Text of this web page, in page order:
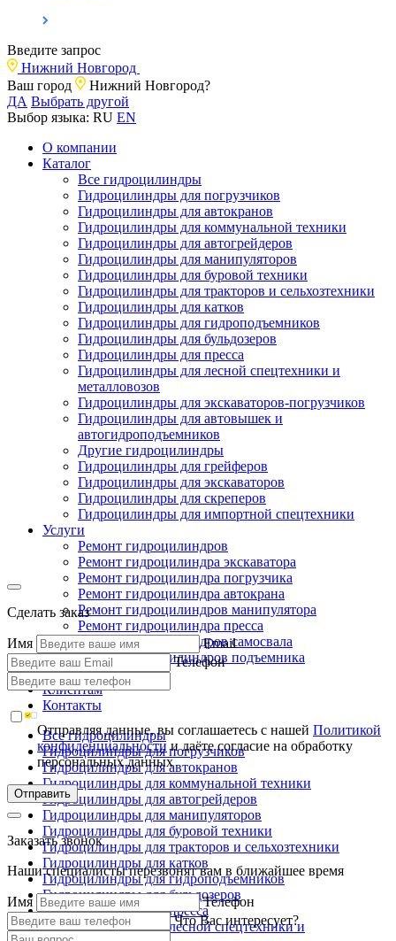
Введите запрос
Нижний Новгород
Ваш город
Нижний Новгород?
ДА Выбрать другой
Выбор языка: RU EN
О компании
Каталог
Все гидроцилиндры
Гидроцилиндры для погрузчиков
Гидроцилиндры для автокранов
Гидроцилиндры для коммунальной техники
Гидроцилиндры для автогрейдеров
Гидроцилиндры для манипуляторов
Гидроцилиндры для буровой техники
Гидроцилиндры для тракторов и сельхозтехники
Гидроцилиндры для катков
Гидроцилиндры для гидроподъемников
Гидроцилиндры для бульдозеров
Гидроцилиндры для пресса
Гидроцилиндры для лесной спецтехники и
металловозов
Гидроцилиндры для экскаваторов-погрузчиков
Гидроцилиндры для автовышек и
автогидроподъемников
Другие гидроцилиндры
Гидроцилиндры для грейферов
Гидроцилиндры для экскаваторов
Гидроцилиндры для скреперов
Гидроцилиндры для импортной спецтехники
Услуги
Ремонт гидроцилиндров
Ремонт гидроцилиндра экскаватора
Ремонт гидроцилиндра погрузчика
Ремонт гидроцилиндра автокрана
Ремонт гидроцилиндров манипулятора
Ремонт гидроцилиндра пресса
Ремонт гидроцилиндров самосвала
Ремонт гидроцилиндров подъемника
Производство
Клиентам
Контакты
Все гидроцилиндры
Гидроцилиндры для погрузчиков
Гидроцилиндры для автокранов
Гидроцилиндры для коммунальной техники
Гидроцилиндры для автогрейдеров
Гидроцилиндры для манипуляторов
Гидроцилиндры для буровой техники
Гидроцилиндры для тракторов и сельхозтехники
Гидроцилиндры для катков
Гидроцилиндры для гидроподъемников
Гидроцилиндры для бульдозеров
Гидроцилиндры для пресса
Гидроцилиндры для лесной спецтехники и
Сделать заказ
Имя
Email
Телефон
Отправляя данные, вы соглашаетесь с нашейПолитикой
конфиденциальностии даёте согласие на обработку
персональных данных
Отправить
Заказать звонок
Наши специалисты перезвонят вам в ближайшее время
Имя
Телефон
Что Вас интересует?